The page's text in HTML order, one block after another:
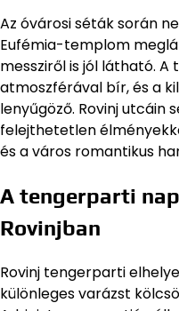
Az óvárosi séták során
Eufémia-templom
messziről is jól látható.
atmoszférával bír, és a
lenyűgöző. Rovinj utcáin
felejthetetlen
és a város romantikus
A tengerparti
Rovinjban
Rovinj tengerparti
különleges varázst